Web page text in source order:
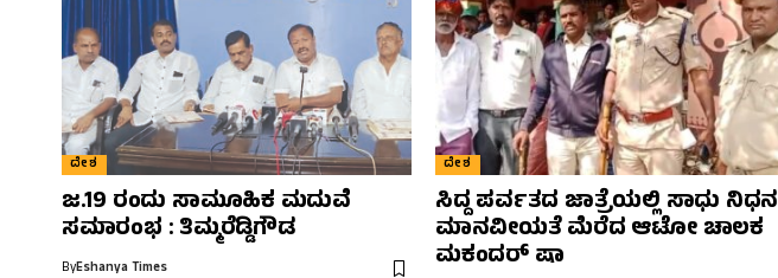
ದೇಶ
ಜ.19 ರಂದು ಸಾಮೂಹಿಕ ಮದುವೆ
ಸಮಾರಂಭ : ತಿಮ್ಮರೆಡ್ಡಿಗೌಡ
ByEshanya Times
ದೇಶ
ಸಿದ್ದ ಪರ್ವತದ ಜಾತ್ರೆಯಲ್ಲಿ ಸಾಧು ನಿಧನ
ಮಾನವೀಯತೆ ಮೆರೆದ ಆಟೋ ಚಾಲಕ
ಮಕಂದರ್ ಷಾ